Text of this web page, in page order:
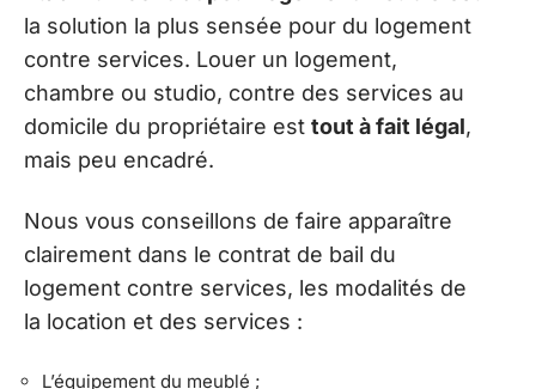
la solution la plus sensée pour du logement
contre services. Louer un logement,
chambre ou studio, contre des services au
domicile du propriétaire est tout à fait légal,
mais peu encadré.
Nous vous conseillons de faire apparaître
clairement dans le contrat de bail du
logement contre services, les modalités de
la location et des services :
L’équipement du meublé ;